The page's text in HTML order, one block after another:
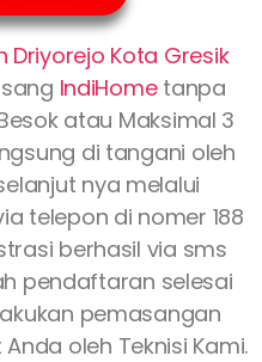
Driyorejo Kota Gresik
IndiHometanpa
atau Maksimal 3
di tangani oleh
nya melalui
telepon di nomer 188
berhasil via sms
pendaftaran selesai
pemasangan
oleh Teknisi Kami.